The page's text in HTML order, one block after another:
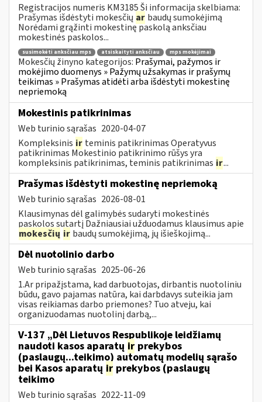
Registracijos numeris KM3185 Ši informacija skelbiama:
Prašymas išdėstyti mokesčių ar baudų sumokėjimą
Norėdami grąžinti mokestinę paskolą anksčiau
mokestinės paskolos...
susimokėti anksčiau mps atsiskaityti anksčiau mps mokėjimai
Mokesčių žinyno kategorijos: Prašymai, pažymos ir
mokėjimo duomenys » Pažymų užsakymas ir prašymų
teikimas » Prašymas atidėti arba išdėstyti mokestinę
nepriemoką
Mokestinis patikrinimas
Web turinio sąrašas 2020-04-07
Kompleksinis ir teminis patikrinimas Operatyvus
patikrinimas Mokestinio patikrinimo rūšys yra
kompleksinis patikrinimas, teminis patikrinimas ir...
Prašymas išdėstyti mokestinę nepriemoką
Web turinio sąrašas 2026-08-01
Klausimynas dėl galimybės sudaryti mokestinės
paskolos sutartį Dažniausiai užduodamus klausimus apie
mokesčių ir baudų sumokėjimą, jų išieškojimą...
Dėl nuotolinio darbo
Web turinio sąrašas 2025-06-26
1.Ar pripažįstama, kad darbuotojas, dirbantis nuotoliniu
būdu, gavo pajamas natūra, kai darbdavys suteikia jam
visas reikiamas darbo priemones? Tuo atveju, kai
organizuodamas nuotolinį darbą,...
V-137 „Dėl Lietuvos Respublikoje leidžiamų
naudoti kasos aparatų ir prekybos
(paslaugų...teikimo) automatų modelių sąrašo
bei Kasos aparatų ir prekybos (paslaugų
teikimo
Web turinio sąrašas 2022-11-09